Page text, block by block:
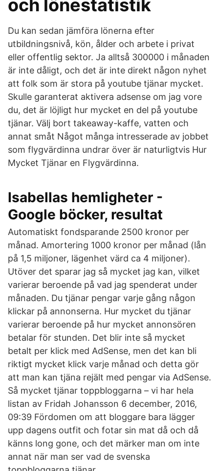
och lönestatistik
Du kan sedan jämföra lönerna efter
utbildningsnivå, kön, ålder och arbete i privat
eller offentlig sektor. Ja alltså 300000 i månaden
är inte dåligt, och det är inte direkt någon nyhet
att folk som är stora på youtube tjänar mycket.
Skulle garanterat aktivera adsense om jag vore
du, det är löjligt hur mycket en del på youtube
tjänar. Välj bort takeaway-kaffe, vatten och
annat småt Något många intresserade av jobbet
som flygvärdinna undrar över är naturligtvis Hur
Mycket Tjänar en Flygvärdinna.
Isabellas hemligheter -
Google böcker, resultat
Automatiskt fondsparande 2500 kronor per
månad. Amortering 1000 kronor per månad (lån
på 1,5 miljoner, lägenhet värd ca 4 miljoner).
Utöver det sparar jag så mycket jag kan, vilket
varierar beroende på vad jag spenderat under
månaden. Du tjänar pengar varje gång någon
klickar på annonserna. Hur mycket du tjänar
varierar beroende på hur mycket annonsören
betalar för stunden. Det blir inte så mycket
betalt per klick med AdSense, men det kan bli
riktigt mycket klick varje månad och detta gör
att man kan tjäna rejält med pengar via AdSense.
Så mycket tjänar toppbloggarna – vi har hela
listan av Fridah Johansson 6 december, 2016,
09:39 Fördomen om att bloggare bara lägger
upp dagens outfit och fotar sin mat då och då
känns long gone, och det märker man om inte
annat när man ser vad de svenska